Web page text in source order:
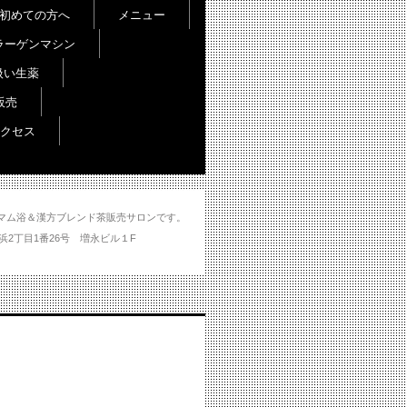
浴＆漢方ブレンド茶販売サロンです。
州浜2丁目1番26号 増永ビル１F
めての方へ メニュー
ーゲンマシン
い生薬
売
セス